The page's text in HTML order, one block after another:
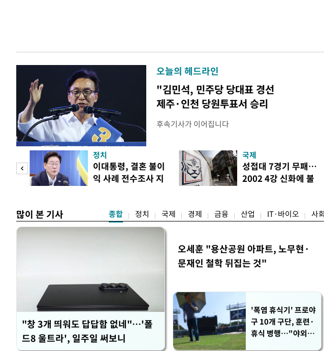
오늘의 헤드라인
"김민석, 민주당 당대표 경선
제주·인천 당원투표서 승리
후속기사가 이어집니다
정치
이대통령, 결혼 불이
익 사례 전수조사 지
국제
성접대 7경기 무패…
2002 4강 신화에 불
많이 본 기사 종합 정치 국제 경제 금융 산업 IT·바이오 사회
"창 3개 띄워도 답답함 없네"…'폴
드8 울트라', 일주일 써보니
오세훈 "용산공원 아파트, 노무현·
문재인 철학 뒤집는 것"
'폭염 휴식기' 프로야
구 10개 구단, 훈련·
휴식 병행…"야외 훈